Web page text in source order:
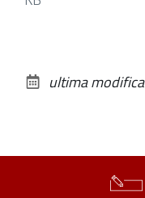
documento
ultima modifica